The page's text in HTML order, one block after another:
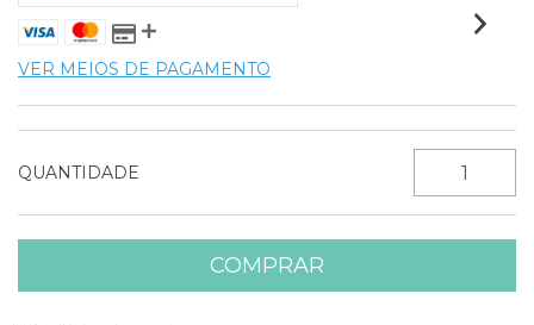
VER MEIOS DE PAGAMENTO
QUANTIDADE